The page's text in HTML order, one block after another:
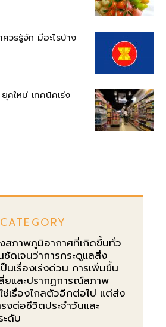
ควรรู้จัก มีอะไรบ้าง
คใหม่ เทคนิคเร่ง
สภาพภูมิอากาศที่เกิดขึ้นทั่ว
ดเจนว่าการกระดูแลสิ่ง
นเรื่องเร่งด่วน การเพิ่มขึ้น
และปรากฏการณ์สภาพ
ช่เรื่องไกลตัวอีกต่อไป แต่ส่ง
งต่อชีวิตประจำวันและ
ะดับ